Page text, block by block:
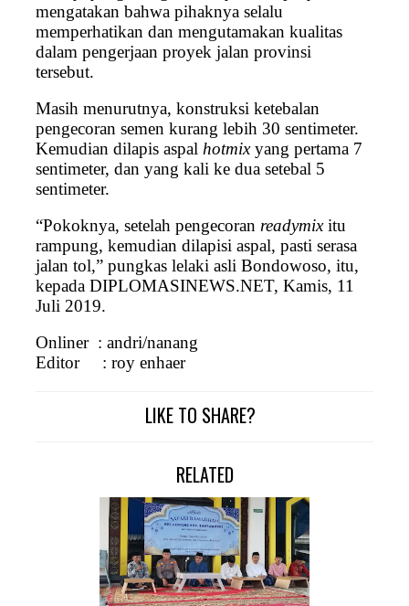
mengatakan bahwa pihaknya selalu
memperhatikan dan mengutamakan kualitas
dalam pengerjaan proyek jalan provinsi
tersebut.
Masih menurutnya, konstruksi ketebalan
pengecoran semen kurang lebih 30 sentimeter.
Kemudian dilapis aspal hotmixyang pertama 7
sentimeter, dan yang kali ke dua setebal 5
sentimeter.
“Pokoknya, setelah pengecoran readymixitu
rampung, kemudian dilapisi aspal, pasti serasa
jalan tol,” pungkas lelaki asli Bondowoso, itu,
kepada DIPLOMASINEWS.NET, Kamis, 11
Juli 2019.
Onliner : andri/nanang
Editor
: roy enhaer
LIKE TO SHARE?
RELATED